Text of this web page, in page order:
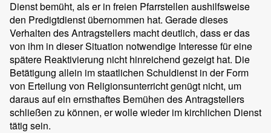
Dienst bemüht, als er in freien Pfarrstellen aushilfsweise
den Predigtdienst übernommen hat. Gerade dieses
Verhalten des Antragstellers macht deutlich, dass er das
von ihm in dieser Situation notwendige Interesse für eine
spätere Reaktivierung nicht hinreichend gezeigt hat. Die
Betätigung allein im staatlichen Schuldienst in der Form
von Erteilung von Religionsunterricht genügt nicht, um
daraus auf ein ernsthaftes Bemühen des Antragstellers
schließen zu können, er wolle wieder im kirchlichen Dienst
tätig sein.